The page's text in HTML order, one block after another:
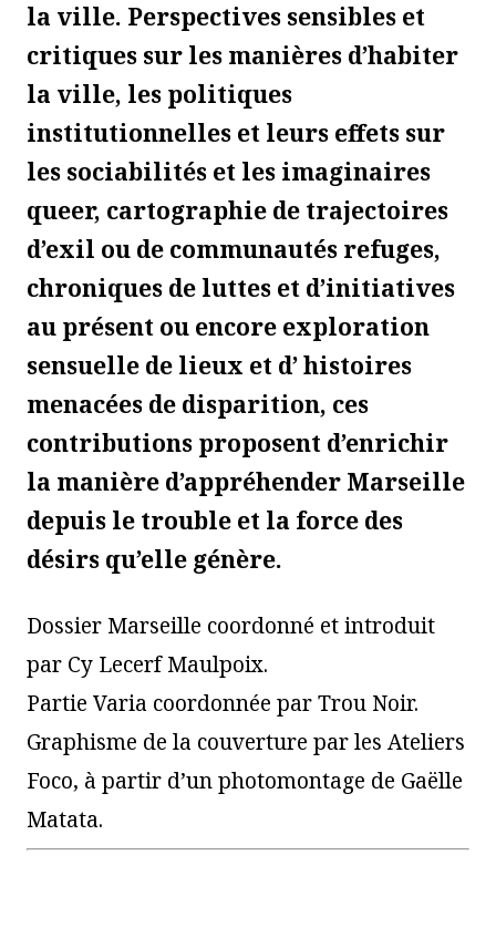
la ville. Perspectives sensibles et
critiques sur les manières d’habiter
la ville, les politiques
institutionnelles et leurs effets sur
les sociabilités et les imaginaires
queer, cartographie de trajectoires
d’exil ou de communautés refuges,
chroniques de luttes et d’initiatives
au présent ou encore exploration
sensuelle de lieux et d’ histoires
menacées de disparition, ces
contributions proposent d’enrichir
la manière d’appréhender Marseille
depuis le trouble et la force des
désirs qu’elle génère.
Dossier Marseille coordonné et introduit
par Cy Lecerf Maulpoix.
Partie Varia coordonnée par Trou Noir.
Graphisme de la couverture par les Ateliers
Foco, à partir d’un photomontage de Gaëlle
Matata.